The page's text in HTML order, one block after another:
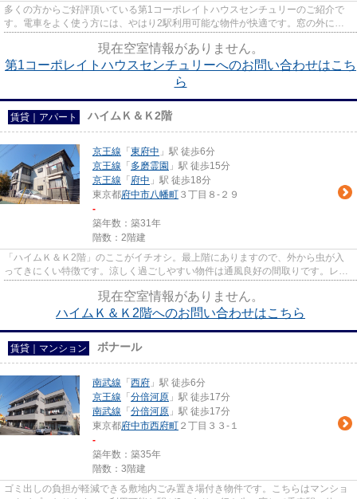
多くの方からご好評頂いている第1コーポレイトハウスセンチュリーのご紹介で
す。電車をよく使う方には、やはり2駅利用可能な物件が快適です。窓の外には
現在空室情報がありません。
第1コーポレイトハウスセンチュリーへのお問い合わせはこち
ら
賃貸｜アパート ハイムＫ＆Ｋ2階
京王線 「 東府中 」駅 徒歩6分
京王線 「 多磨霊園 」駅 徒歩15分
京王線 「 府中 」駅 徒歩18分
東京都府中市八幡町 ３丁目８-２９
-
築年数：築31年
階数：2階建
「ハイムＫ＆Ｋ2階」のここがイチオシ。最上階にありますので、外から虫が入
ってきにくい特徴です。涼しく過ごしやすい物件は通風良好の間取りです。レイ
現在空室情報がありません。
ハイムＫ＆Ｋ2階へのお問い合わせはこちら
賃貸｜マンション ボナール
南武線 「 西府 」駅 徒歩6分
京王線 「 分倍河原 」駅 徒歩17分
南武線 「 分倍河原 」駅 徒歩17分
東京都府中市西府町 ２丁目３３-１
-
築年数：築35年
階数：3階建
ゴミ出しの負担が軽減できる敷地内ごみ置き場付き物件です。こちらはマンショ